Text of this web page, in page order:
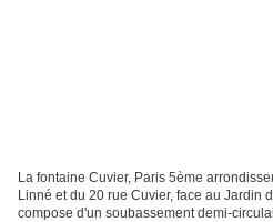
La fontaine Cuvier, Paris 5ème
Linné et du 20 rue Cuvier, face au Jardin
compose d'un soubassement demi-